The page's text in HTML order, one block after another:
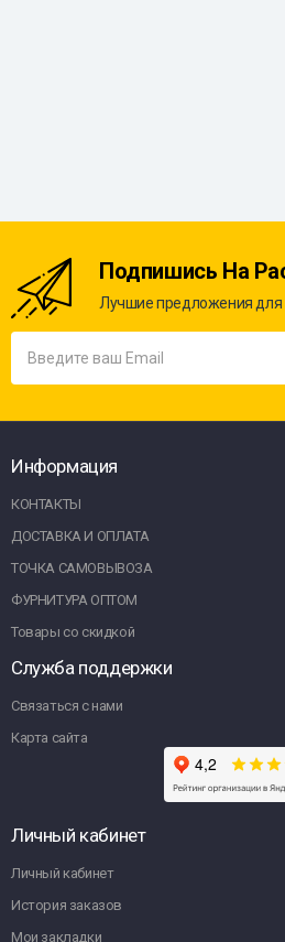
Подпишись На
Лучшие предложения для
Информация
КОНТАКТЫ
ДОСТАВКА И ОПЛАТА
ТОЧКА САМОВЫВОЗА
ФУРНИТУРА ОПТОМ
Товары со скидкой
Служба поддержки
Связаться с нами
Карта сайта
Личный кабинет
Личный кабинет
История заказов
Мои закладки